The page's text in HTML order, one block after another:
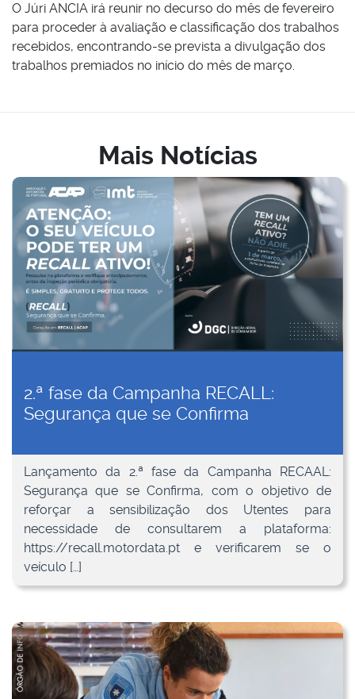
O Júri ANCIA irá reunir no decurso do mês de fevereiro
para proceder à avaliação e classificação dos trabalhos
recebidos, encontrando-se prevista a divulgação dos
trabalhos premiados no início do mês de março.
Mais Notícias
2.ª fase da Campanha RECALL:
Segurança que se Confirma
Lançamento da 2.ª fase da Campanha RECAAL:
Segurança que se Confirma, com o objetivo de
reforçar a sensibilização dos Utentes para
necessidade de consultarem a plataforma:
https://recall.motordata.pt e verificarem se o
veículo […]